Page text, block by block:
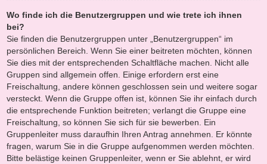
Wo finde ich die Benutzergruppen und wie trete ich ihnen
bei?
Sie finden die Benutzergruppen unter „Benutzergruppen“ im
persönlichen Bereich. Wenn Sie einer beitreten möchten, können
Sie dies mit der entsprechenden Schaltfläche machen. Nicht alle
Gruppen sind allgemein offen. Einige erfordern erst eine
Freischaltung, andere können geschlossen sein und weitere sogar
versteckt. Wenn die Gruppe offen ist, können Sie ihr einfach durch
die entsprechende Funktion beitreten; verlangt die Gruppe eine
Freischaltung, so können Sie sich für sie bewerben. Ein
Gruppenleiter muss daraufhin Ihren Antrag annehmen. Er könnte
fragen, warum Sie in die Gruppe aufgenommen werden möchten.
Bitte belästige keinen Gruppenleiter, wenn er Sie ablehnt, er wird